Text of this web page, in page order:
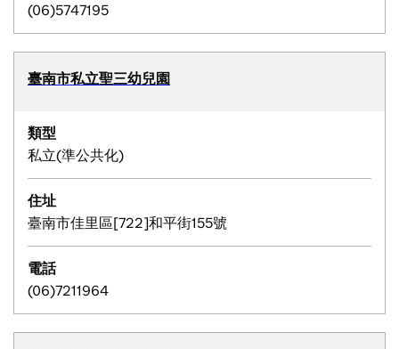
(06)5747195
臺南市私立聖三幼兒園
類型
私立(準公共化)
住址
臺南市佳里區[722]和平街155號
電話
(06)7211964